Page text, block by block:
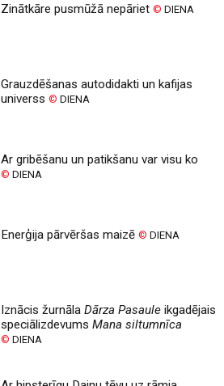
Zinātkāre pusmūžā nepāriet© DIENA
Grauzdēšanas autodidakti un kafijas
universs© DIENA
Ar gribēšanu un patikšanu var visu ko
© DIENA
Enerģija pārvēršas maizē© DIENA
Iznācis žurnālaDārza Pasaule ikgadējais
speciālizdevumsMana siltumnīca
© DIENA